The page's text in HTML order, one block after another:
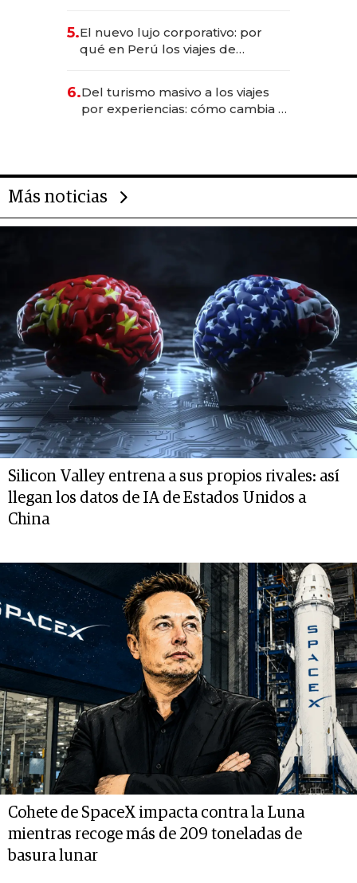
Fénix
5.El nuevo lujo corporativo: por
qué en Perú los viajes de
transformadoras
6.Del turismo masivo a los viajes
por experiencias: cómo cambia el
Más noticias
Silicon Valley entrena a sus propios rivales: así
llegan los datos de IA de Estados Unidos a
China
Cohete de SpaceX impacta contra la Luna
mientras recoge más de 209 toneladas de
basura lunar